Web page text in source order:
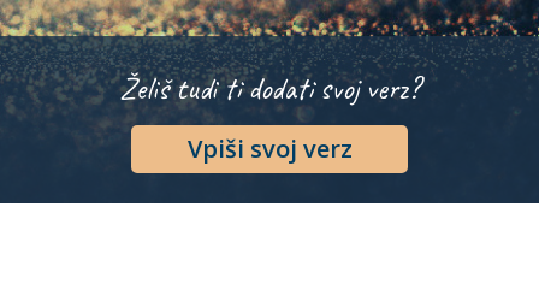
Želiš tudi ti dodati svoj verz?
Vpiši svoj verz